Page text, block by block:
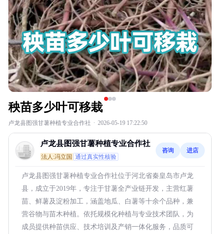
秧苗多少叶可移栽
卢龙县图强甘薯种植专业合作社 · 2026-05-19 17:22:50
卢龙县图强甘薯种植专业合作社
法人:冯立国 通过真实性核验
咨询 进店
卢龙县图强甘薯种植专业合作社位于河北省秦皇岛市卢龙
县，成立于2019年，专注于甘薯全产业链开发，主营红薯
苗、鲜薯及淀粉加工，涵盖地瓜、白薯等十余个品种，兼
营谷物与苗木种植。依托规模化种植与专业技术团队，为
成员提供种苗供应、技术培训及产销一体化服务，品质可